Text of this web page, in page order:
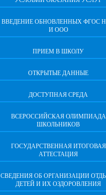
ВВЕДЕНИЕ ОБНОВЛЕННЫХ ФГОС
И ООО
ПРИЕМ В ШКОЛУ
ОТКРЫТЫЕ ДАННЫЕ
ДОСТУПНАЯ СРЕДА
ВСЕРОССИЙСКАЯ ОЛИМПИАДА
ШКОЛЬНИКОВ
ГОСУДАРСТВЕННАЯ ИТОГОВАЯ
АТТЕСТАЦИЯ
СВЕДЕНИЯ ОБ ОРГАНИЗАЦИИ
ДЕТЕЙ И ИХ ОЗДОРОВЛЕНИЯ